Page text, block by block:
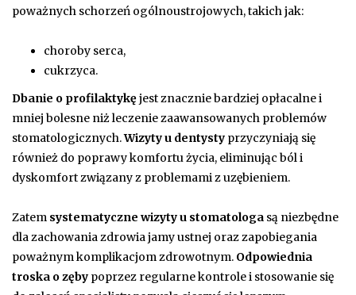
poważnych schorzeń ogólnoustrojowych, takich jak:
choroby serca,
cukrzyca.
Dbanie o profilaktykęjest znacznie bardziej opłacalne i
mniej bolesne niż leczenie zaawansowanych problemów
stomatologicznych.Wizyty u dentysty przyczyniają się
również do poprawy komfortu życia, eliminując ból i
dyskomfort związany z problemami z uzębieniem.
Zatem systematyczne wizyty u stomatologa są niezbędne
dla zachowania zdrowia jamy ustnej oraz zapobiegania
poważnym komplikacjom zdrowotnym. Odpowiednia
troska o zęby poprzez regularne kontrole i stosowanie się